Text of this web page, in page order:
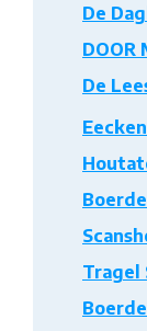
De
DOOR
De
Tragel